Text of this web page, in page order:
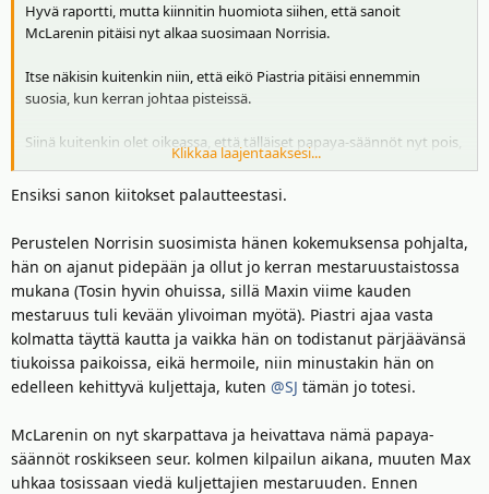
Hyvä raportti, mutta kiinnitin huomiota siihen, että sanoit
McLarenin pitäisi nyt alkaa suosimaan Norrisia.
Itse näkisin kuitenkin niin, että eikö Piastria pitäisi ennemmin
suosia, kun kerran johtaa pisteissä.
Siinä kuitenkin olet oikeassa, että tälläiset papaya-säännöt nyt pois,
jos halutaan voittaa myös kuljettajien maailmanmestaruus.
Verstappen muodostaa nyt ihan oikean uhan, jos suorituskyky
Klikkaa laajentaaksesi...
Ensiksi sanon kiitokset palautteestasi.
Perustelen Norrisin suosimista hänen kokemuksensa pohjalta,
hän on ajanut pidepään ja ollut jo kerran mestaruustaistossa
mukana (Tosin hyvin ohuissa, sillä Maxin viime kauden
mestaruus tuli kevään ylivoiman myötä). Piastri ajaa vasta
kolmatta täyttä kautta ja vaikka hän on todistanut pärjäävänsä
tiukoissa paikoissa, eikä hermoile, niin minustakin hän on
edelleen kehittyvä kuljettaja, kuten @SJ tämän jo totesi.
McLarenin on nyt skarpattava ja heivattava nämä papaya-
säännöt roskikseen seur. kolmen kilpailun aikana, muuten Max
uhkaa tosissaan viedä kuljettajien mestaruuden. Ennen